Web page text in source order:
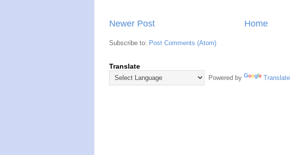
Newer Post Home
Subscribe to: Post Comments (Atom)
Translate
Powered by Translate